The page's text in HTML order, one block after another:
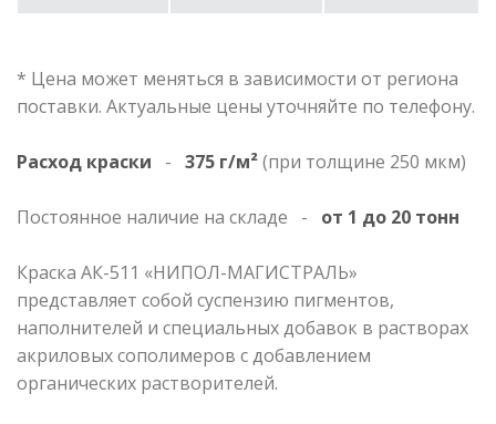
* Цена может меняться в зависимости от региона
поставки. Актуальные цены уточняйте по телефону.
Расход краски - 375 г/м²(при толщине 250 мкм)
Постоянное наличие на складе - от 1 до 20 тонн
Краска АК-511 «НИПОЛ-МАГИСТРАЛЬ»
представляет собой суспензию пигментов,
наполнителей и специальных добавок в растворах
акриловых сополимеров с добавлением
органических растворителей.